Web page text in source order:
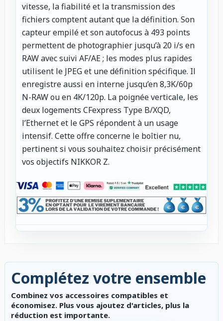
vitesse, la fiabilité et la transmission des
fichiers comptent autant que la définition. Son
capteur empilé et son autofocus à 493 points
permettent de photographier jusqu’à 20 i/s en
RAW avec suivi AF/AE ; les modes plus rapides
utilisent le JPEG et une définition spécifique. Il
enregistre aussi en interne jusqu’en 8,3K/60p
N-RAW ou en 4K/120p. La poignée verticale, les
deux logements CFexpress Type B/XQD,
l’Ethernet et le GPS répondent à un usage
intensif. Cette offre concerne le boîtier nu,
pertinent si vous souhaitez choisir précisément
vos objectifs NIKKOR Z.
Complétez votre ensemble
Combinez vos accessoires compatibles et
économisez. Plus vous ajoutez d'articles, plus la
réduction est importante.